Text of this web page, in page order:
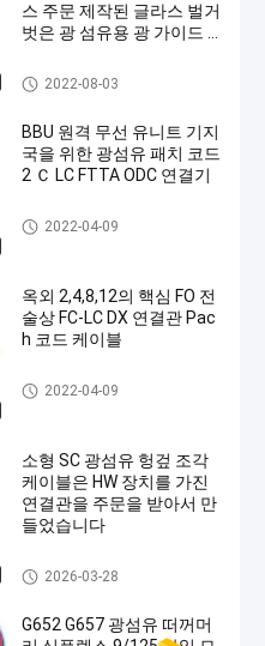
스 주문 제작된 글라스 벌거
벗은 광 섬유용 광 가이드 1
벌거벗은 광섬유
2022-08-03
BBU 원격 무선 유니트 기지
국을 위한 광섬유 패치 코드
2 Ｃ LC FTTA ODC 연결기
유리 섬유 광 케이블
2022-04-09
옥외 2,4,8,12의 핵심 FO 전
술상 FC-LC DX 연결관 Pac
h 코드 케이블
광섬유 분대
2022-04-09
소형 SC 광섬유 헝겊 조각
케이블은 HW 장치를 가진
연결관을 주문을 받아서 만
들었습니다
광섬유 패치 케이블
2026-03-28
G652 G657 광섬유 떠꺼머